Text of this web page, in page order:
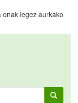
legez aurkako